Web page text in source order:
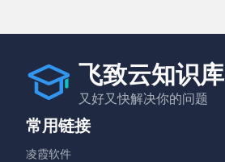
飞致云知识库
又好又快解决你的问题
常用链接
凌霞软件